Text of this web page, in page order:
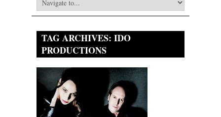
TAG ARCHIVES: IDO
PRODUCTIONS